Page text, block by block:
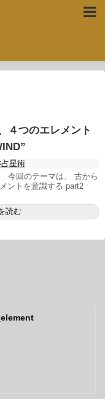
４つのエレメント
星術
今回のテーマは、 古から
ントを意識する part2
読む